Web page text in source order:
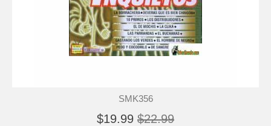
SMK356
$19.99 $22.99